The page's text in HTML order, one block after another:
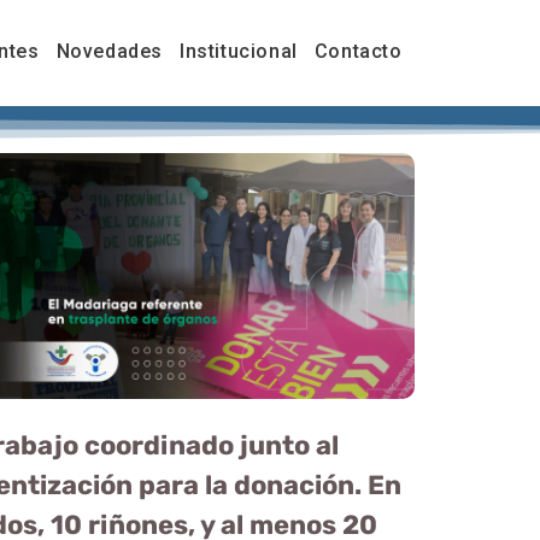
Novedades Institucional Contacto
coordinado junto al
para la donación. En
10 riñones, y al menos 20